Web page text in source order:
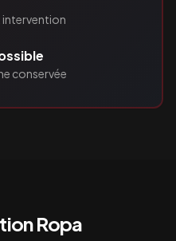
intervention
conservée
Ropa